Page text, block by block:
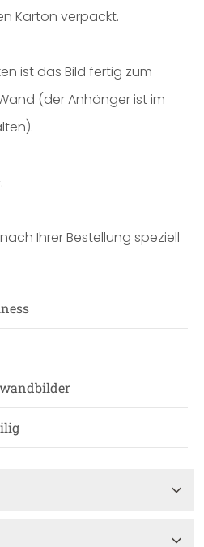
Karton verpackt.
ist das Bild fertig zum
(der Anhänger ist im
.
Ihrer Bestellung speziell